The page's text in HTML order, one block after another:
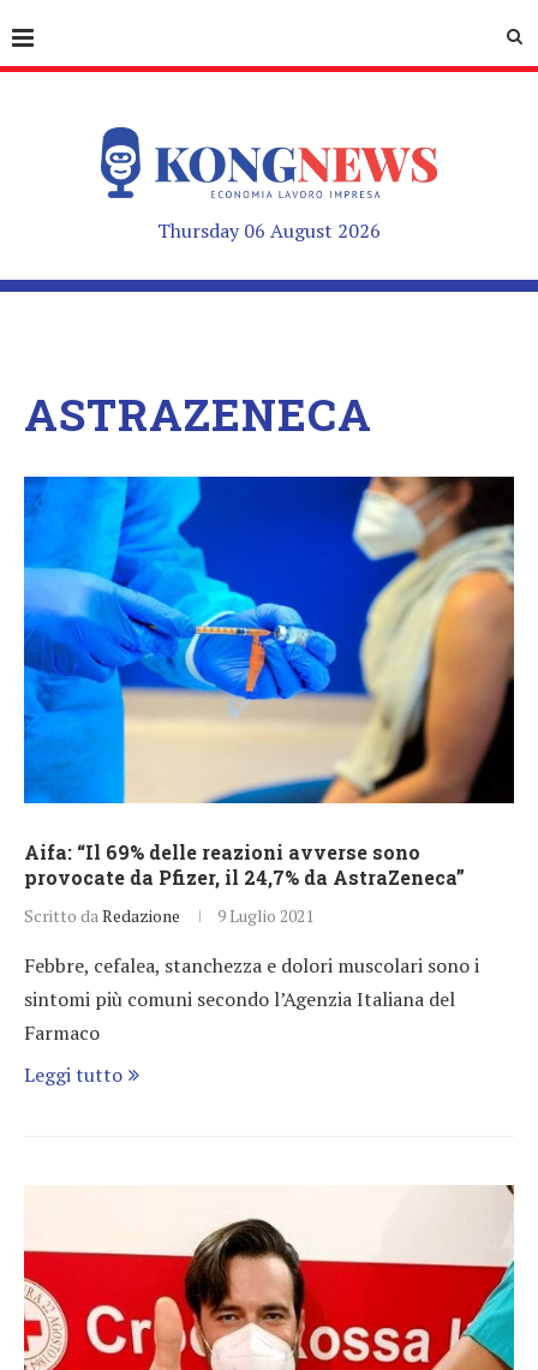
Thursday 06 August 2026
ASTRAZENECA
Aifa: “Il 69% delle reazioni avverse sono
provocate da Pfizer, il 24,7% da AstraZeneca”
Scritto da Redazione 9 Luglio 2021
Febbre, cefalea, stanchezza e dolori muscolari sono i
sintomi più comuni secondo l’Agenzia Italiana del
Farmaco
Leggi tutto